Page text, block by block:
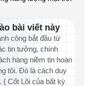
bài viết này
công bắt đầu từ
tin tưởng, chính
hàng niềm tin hoàn
tôi. Đó là cách duy
{ Cốt Lõi của bất kỳ